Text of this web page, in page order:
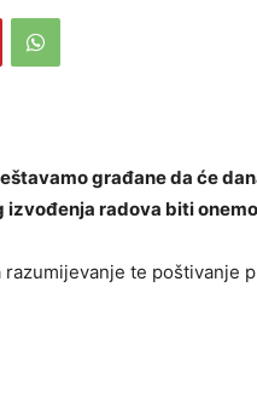
građane da će
izvođenja radova biti
razumijevanje te poštivanje